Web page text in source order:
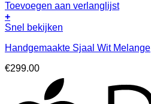
Toevoegen aan verlanglijst
+
Snel bekijken
Handgemaakte Sjaal Wit Melange
€299.00